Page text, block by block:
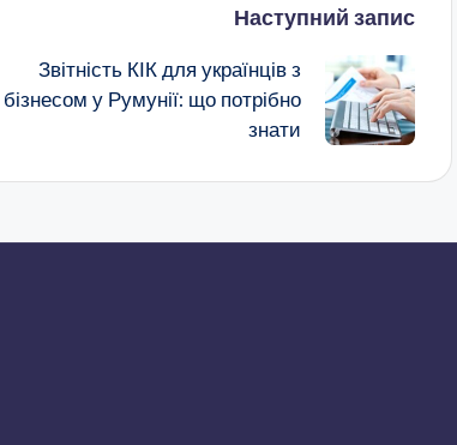
Наступний запис
Звітність КІК для українців з
бізнесом у Румунії: що потрібно
знати